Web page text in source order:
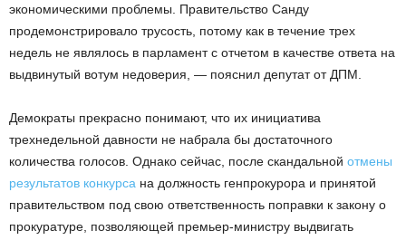
экономическими проблемы. Правительство Санду
продемонстрировало трусость, потому как в течение трех
недель не являлось в парламент с отчетом в качестве ответа на
выдвинутый вотум недоверия, — пояснил депутат от ДПМ.
Демократы прекрасно понимают, что их инициатива
трехнедельной давности не набрала бы достаточного
количества голосов. Однако сейчас, после скандальной отмены
результатов конкурса на должность генпрокурора и принятой
правительством под свою ответственность поправки к закону о
прокуратуре, позволяющей премьер-министру выдвигать